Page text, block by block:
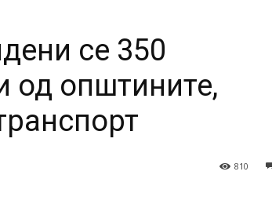
се 350
од општините,
810